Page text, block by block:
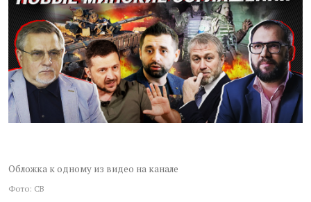
Обложка к одному из видео на канале
Фото: СВ